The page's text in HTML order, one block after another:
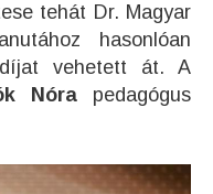
tehát Dr. Magyar
hasonlóan
vehetett át. A
Nórapedagógus